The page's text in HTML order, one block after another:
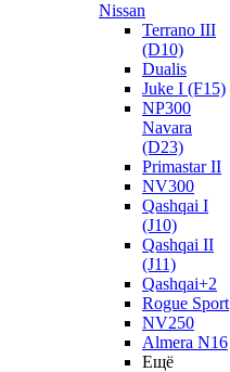
Nissan
Terrano III
(D10)
Dualis
Juke I (F15)
NP300
Navara
(D23)
Primastar II
NV300
Qashqai I
(J10)
Qashqai II
(J11)
Qashqai+2
Rogue Sport
NV250
Almera N16
Ещё